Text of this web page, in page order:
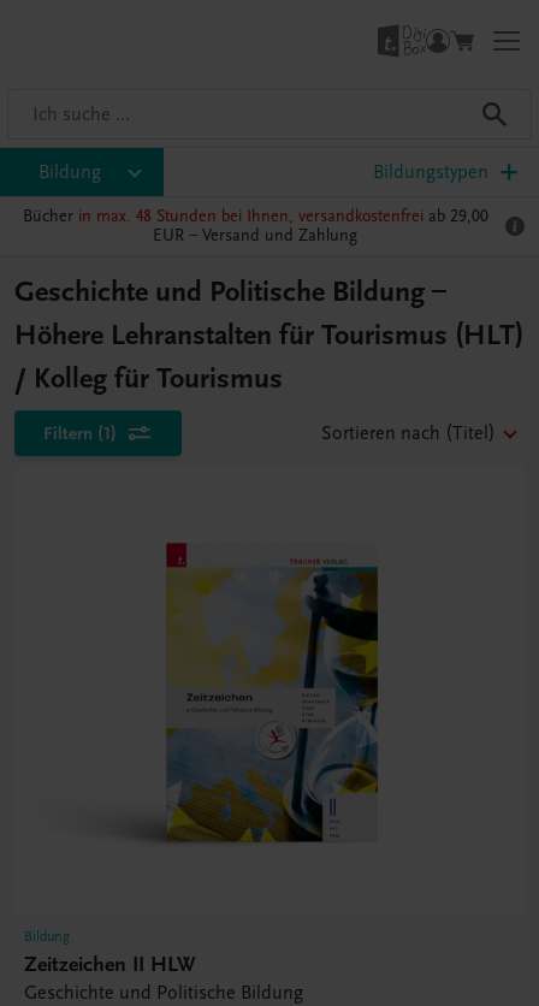
Bildung Bildungstypen
Bücher in max. 48 Stunden bei Ihnen, versandkostenfrei ab 29,00
EUR – Versand und Zahlung
Geschichte und Politische Bildung –
Höhere Lehranstalten für Tourismus (HLT)
/ Kolleg für Tourismus
Filtern (1) Sortieren nach (Titel)
Bildung
Zeitzeichen II HLW
Geschichte und Politische Bildung